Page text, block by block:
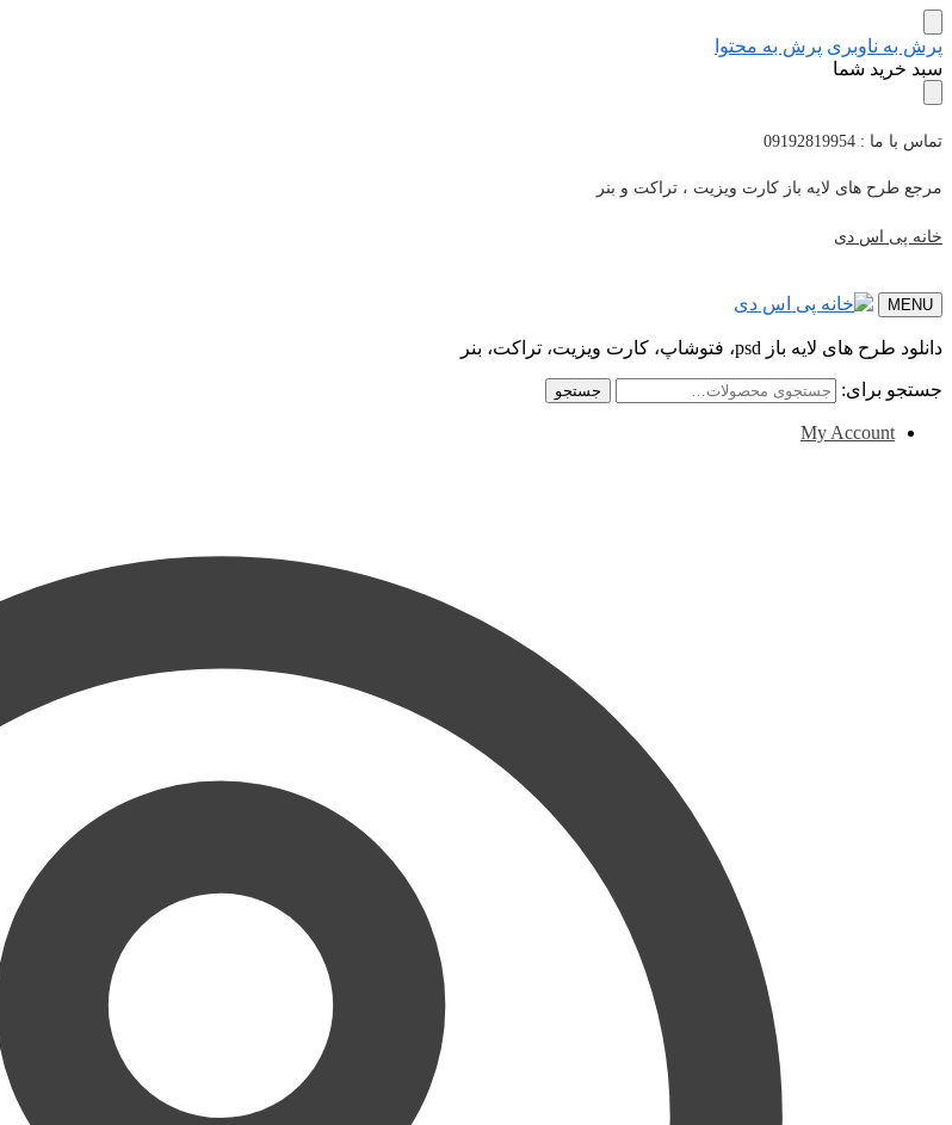
پرش به ناوبری پرش به محتوا
سبد خرید شما
تماس با ما : 09192819954
مرجع طرح های لایه باز کارت ویزیت ، تراکت و بنر
خانه پی اس دی
MENU
دانلود طرح های لایه باز psd، فتوشاپ، کارت ویزیت، تراکت، بنر
جستجو برای: جستجو
My Account